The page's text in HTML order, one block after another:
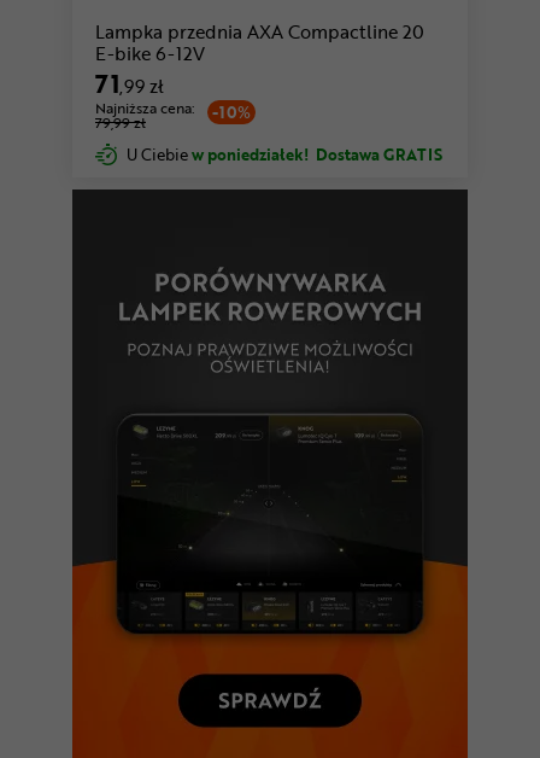
Lampka przednia AXA Compactline 20
E-bike 6-12V
71,99 zł
-10%
Najniższa cena:
79,99 zł
U Ciebiew poniedziałek! Dostawa GRATIS